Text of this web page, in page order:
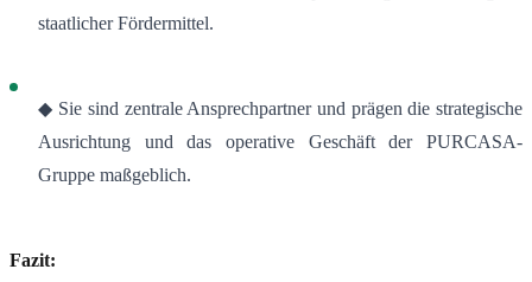
staatlicher Fördermittel.
◆ Sie sind zentrale Ansprechpartner und prägen die strategische
Ausrichtung und das operative Geschäft der PURCASA-
Gruppe maßgeblich.
Fazit: